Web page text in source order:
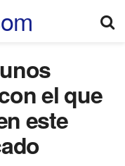
el que
este